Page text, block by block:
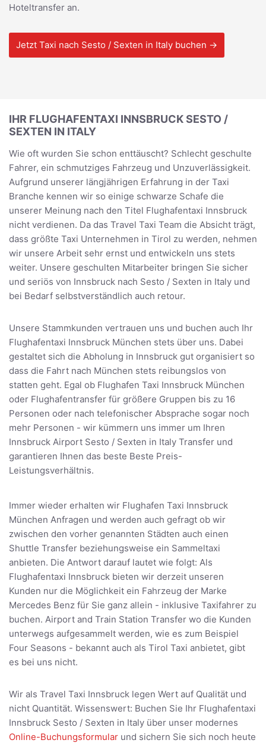
Hoteltransfer an.
Jetzt Taxi nach Sesto / Sexten in Italy buchen →
IHR FLUGHAFENTAXI INNSBRUCK SESTO /
SEXTEN IN ITALY
Wie oft wurden Sie schon enttäuscht? Schlecht geschulte
Fahrer, ein schmutziges Fahrzeug und Unzuverlässigkeit.
Aufgrund unserer längjährigen Erfahrung in der Taxi
Branche kennen wir so einige schwarze Schafe die
unserer Meinung nach den Titel Flughafentaxi Innsbruck
nicht verdienen. Da das Travel Taxi Team die Absicht trägt,
dass größte Taxi Unternehmen in Tirol zu werden, nehmen
wir unsere Arbeit sehr ernst und entwickeln uns stets
weiter. Unsere geschulten Mitarbeiter bringen Sie sicher
und seriös von Innsbruck nach Sesto / Sexten in Italy und
bei Bedarf selbstverständlich auch retour.
Unsere Stammkunden vertrauen uns und buchen auch Ihr
Flughafentaxi Innsbruck München stets über uns. Dabei
gestaltet sich die Abholung in Innsbruck gut organisiert so
dass die Fahrt nach München stets reibungslos von
statten geht. Egal ob Flughafen Taxi Innsbruck München
oder Flughafentransfer für größere Gruppen bis zu 16
Personen oder nach telefonischer Absprache sogar noch
mehr Personen - wir kümmern uns immer um Ihren
Innsbruck Airport Sesto / Sexten in Italy Transfer und
garantieren Ihnen das beste Beste Preis-
Leistungsverhältnis.
Immer wieder erhalten wir Flughafen Taxi Innsbruck
München Anfragen und werden auch gefragt ob wir
zwischen den vorher genannten Städten auch einen
Shuttle Transfer beziehungsweise ein Sammeltaxi
anbieten. Die Antwort darauf lautet wie folgt: Als
Flughafentaxi Innsbruck bieten wir derzeit unseren
Kunden nur die Möglichkeit ein Fahrzeug der Marke
Mercedes Benz für Sie ganz allein - inklusive Taxifahrer zu
buchen. Airport and Train Station Transfer wo die Kunden
unterwegs aufgesammelt werden, wie es zum Beispiel
Four Seasons - bekannt auch als Tirol Taxi anbietet, gibt
es bei uns nicht.
Wir als Travel Taxi Innsbruck legen Wert auf Qualität und
nicht Quantität. Wissenswert: Buchen Sie Ihr Flughafentaxi
Innsbruck Sesto / Sexten in Italy über unser modernes
Online-Buchungsformular und sichern Sie sich noch heute